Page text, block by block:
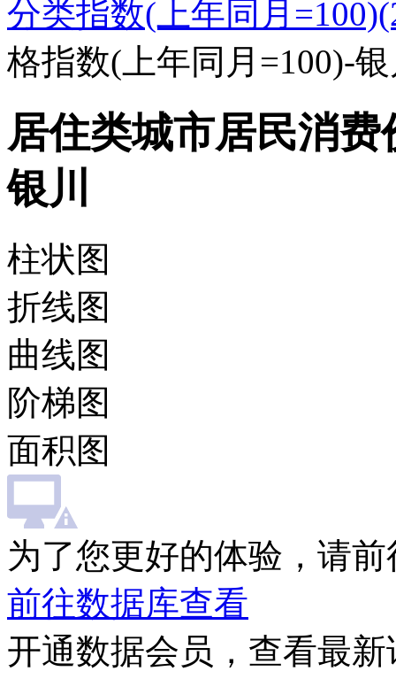
分类指数(上年同月
格指数(上年同月=100)-
居住类城市居民消
银川
柱状图
折线图
曲线图
阶梯图
面积图
为了您更好的体验，请
前往数据库查看
开通数据会员，查看最